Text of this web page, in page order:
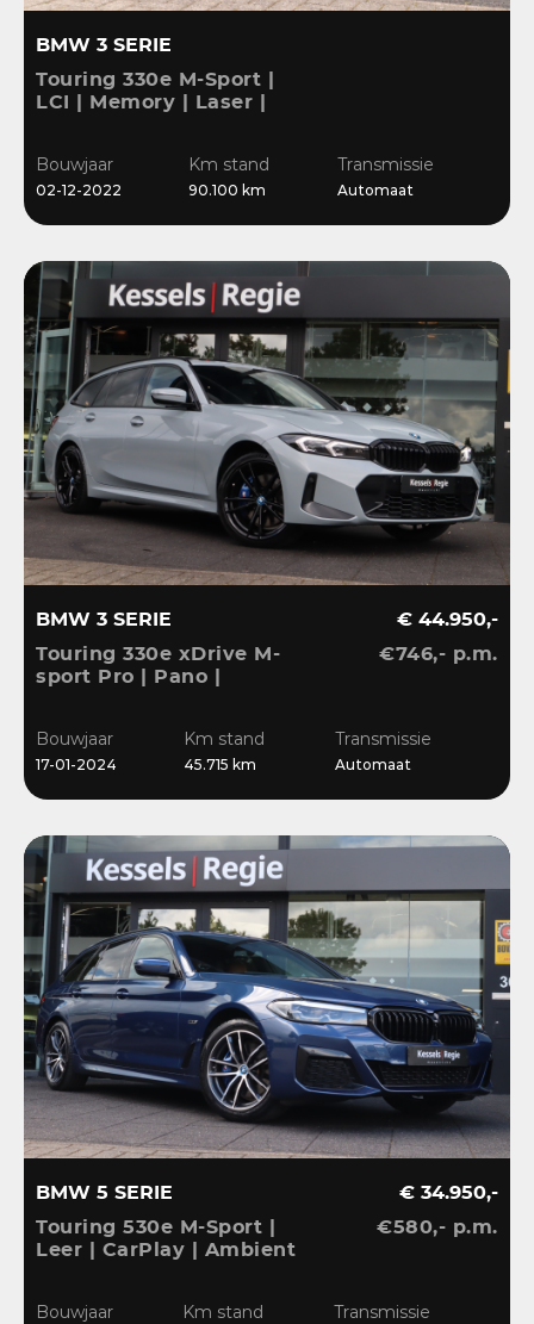
BMW 3 SERIE
Touring 330e M-Sport |
LCI | Memory | Laser |
Camera
Bouwjaar
02-12-2022
Km stand
90.100 km
Transmissie
Automaat
BMW 3 SERIE
Touring 330e xDrive M-
sport Pro | Pano |
Ambient | Sensoren
€ 44.950,-
€746,- p.m.
Bouwjaar
17-01-2024
Km stand
45.715 km
Transmissie
Automaat
BMW 5 SERIE
Touring 530e M-Sport |
Leer | CarPlay | Ambient
€ 34.950,-
€580,- p.m.
Bouwjaar Km stand Transmissie